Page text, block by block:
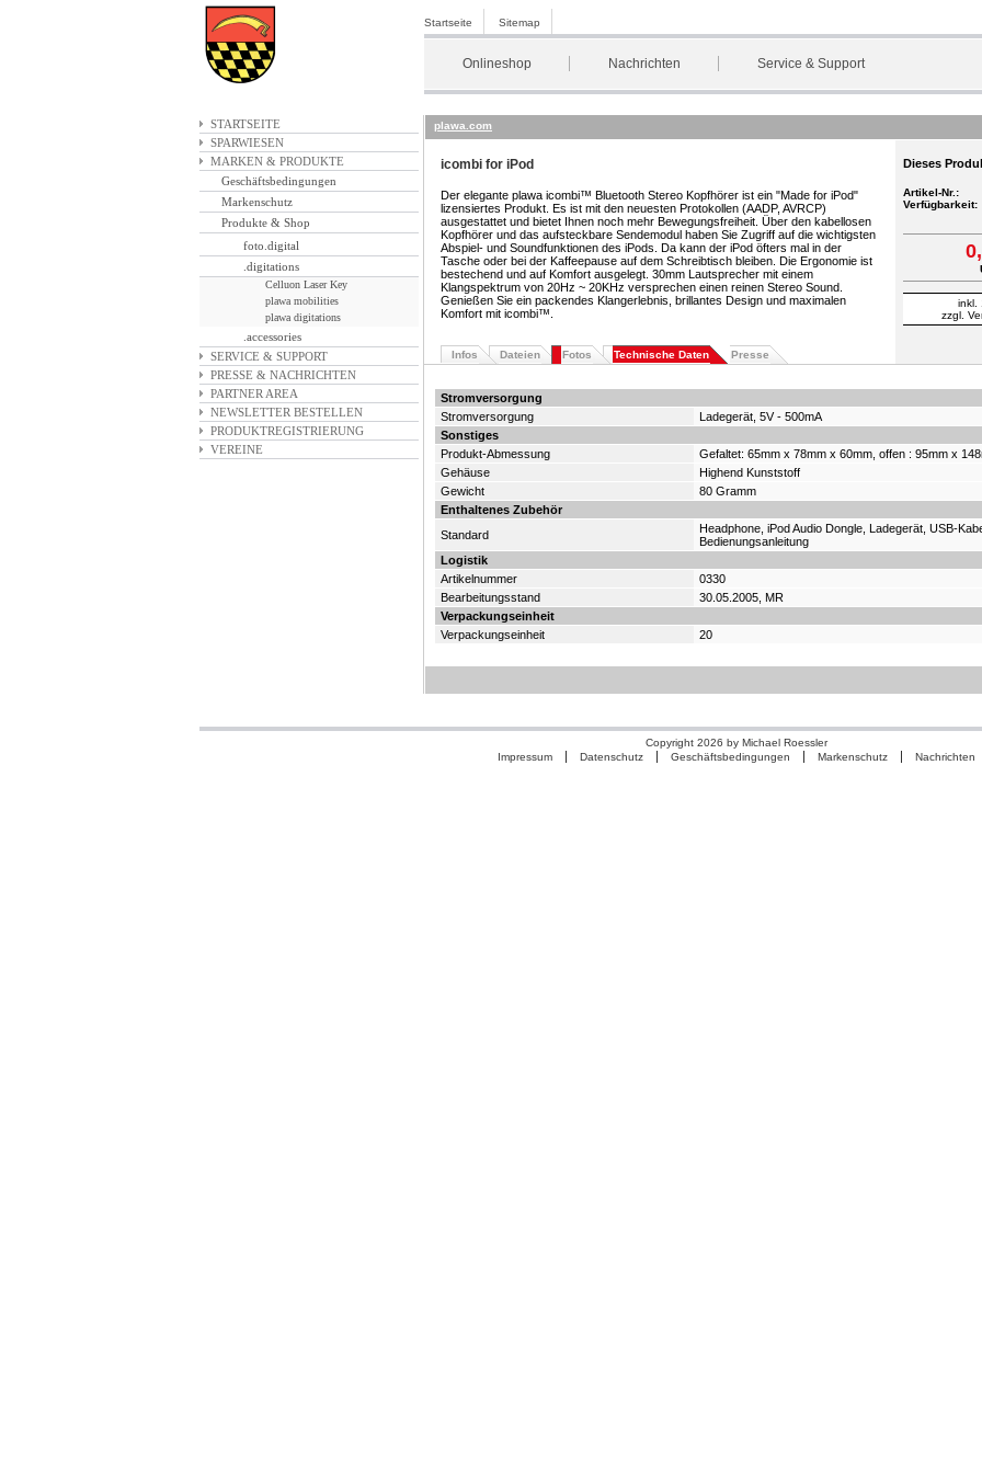
Startseite Sitemap
Onlineshop Nachrichten Service & Support
STARTSEITE
SPARWIESEN
MARKEN & PRODUKTE
Geschäftsbedingungen
Markenschutz
Produkte & Shop
foto.digital
.digitations
Celluon Laser Key
plawa mobilities
plawa digitations
.accessories
SERVICE & SUPPORT
PRESSE & NACHRICHTEN
PARTNER AREA
NEWSLETTER BESTELLEN
PRODUKTREGISTRIERUNG
VEREINE
plawa.com
icombi for iPod
Der elegante plawa icombi™ Bluetooth Stereo Kopfhörer ist ein "Made for iPod"
lizensiertes Produkt. Es ist mit den neuesten Protokollen (AADP, AVRCP)
ausgestattet und bietet Ihnen noch mehr Bewegungsfreiheit. Über den kabellosen
Kopfhörer und das aufsteckbare Sendemodul haben Sie Zugriff auf die wichtigsten
Abspiel- und Soundfunktionen des iPods. Da kann der iPod öfters mal in der
Tasche oder bei der Kaffeepause auf dem Schreibtisch bleiben. Die Ergonomie ist
bestechend und auf Komfort ausgelegt. 30mm Lautsprecher mit einem
Klangspektrum von 20Hz ~ 20KHz versprechen einen reinen Stereo Sound.
Genießen Sie ein packendes Klangerlebnis, brillantes Design und maximalen
Komfort mit icombi™.
Dieses
Artikel-Nr.:
Verfügbarkeit:
inkl.
zzgl.
Infos Dateien Fotos Technische Daten Presse
Stromversorgung
Stromversorgung
Ladegerät, 5V - 500mA
Sonstiges
Produkt-Abmessung
Gefaltet: 65mm x 78mm x 60mm, offen : 95mm x
Gehäuse
Highend Kunststoff
Gewicht
80 Gramm
Enthaltenes Zubehör
Standard
Headphone, iPod Audio Dongle, Ladegerät, USB-
Bedienungsanleitung
Logistik
Artikelnummer
0330
Bearbeitungsstand
30.05.2005, MR
Verpackungseinheit
Verpackungseinheit
20
Copyright 2026 by Michael Roessler
Impressum
Datenschutz Geschäftsbedingungen Markenschutz Nachrichten